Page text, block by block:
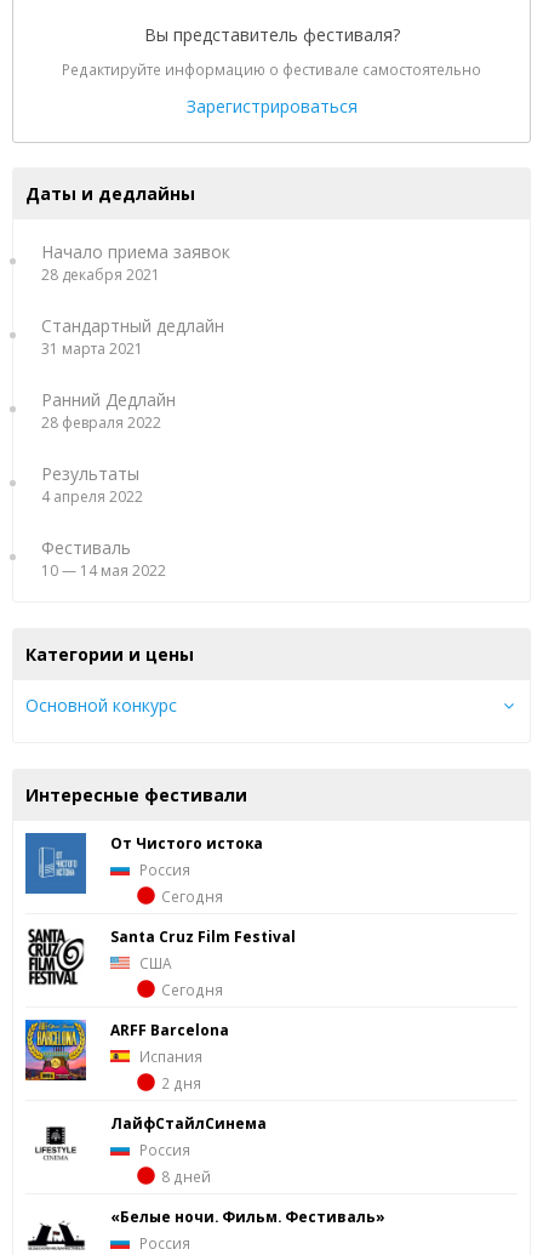
Вы представитель фестиваля?
Редактируйте информацию о фестивале самостоятельно
Зарегистрироваться
Даты и дедлайны
Начало приема заявок
28 декабря 2021
Стандартный дедлайн
31 марта 2021
Ранний Дедлайн
28 февраля 2022
Результаты
4 апреля 2022
Фестиваль
10 — 14 мая 2022
Категории и цены
Основной конкурс
Интересные фестивали
От Чистого истока
Россия
Сегодня
Santa Cruz Film Festival
США
Сегодня
ARFF Barcelona
Испания
2 дня
ЛайфСтайлСинема
Россия
8 дней
«Белые ночи. Фильм. Фестиваль»
Россия